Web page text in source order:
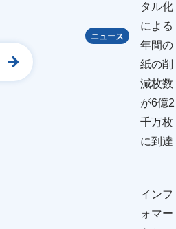
ニュース
タル化
による
年間の
紙の削
減枚数
が6億2
千万枚
に到達
インフ
ォマー